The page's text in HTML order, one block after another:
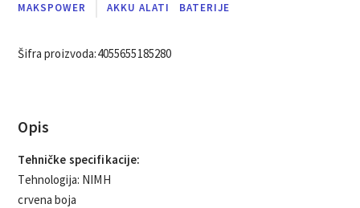
MAKSPOWER AKKU ALATI BATERIJE
Šifra proizvoda:4055655185280
Opis
Tehničke specifikacije:
Tehnologija: NIMH
crvena boja